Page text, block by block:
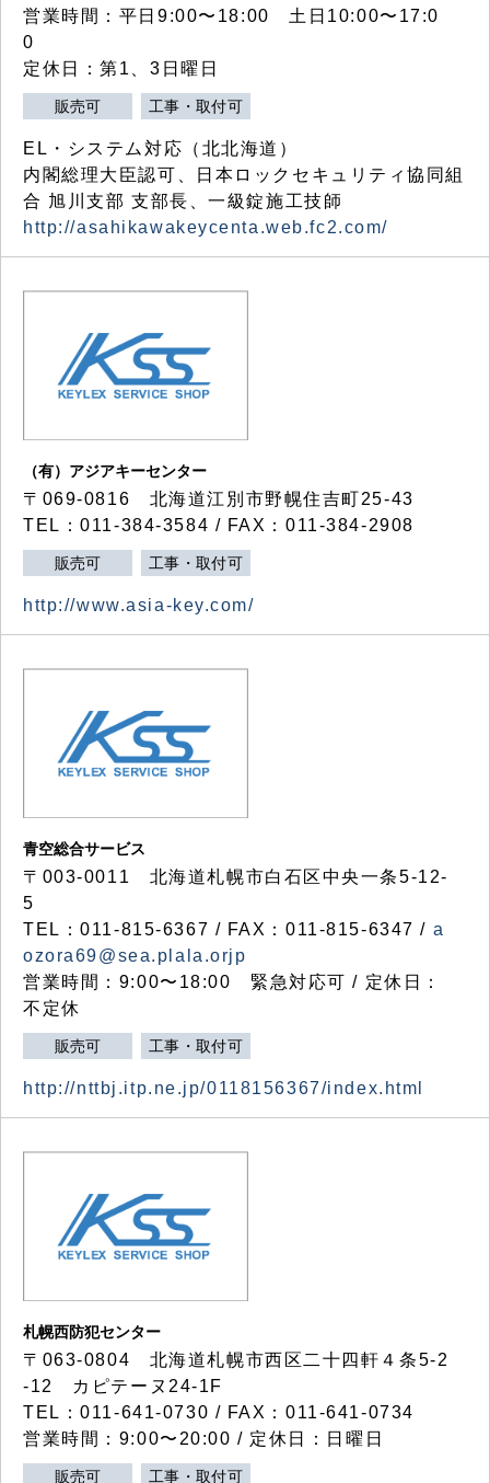
営業時間：平日9:00〜18:00 土日10:00〜17:0
0
定休日：第1、3日曜日
販売可 工事・取付可
EL・システム対応（北北海道）
内閣総理大臣認可、日本ロックセキュリティ協同組
合 旭川支部 支部長、一級錠施工技師
http://asahikawakeycenta.web.fc2.com/
（有）アジアキーセンター
〒069-0816 北海道江別市野幌住吉町25-43
TEL：011-384-3584 / FAX：011-384-2908
販売可 工事・取付可
http://www.asia-key.com/
青空総合サービス
〒003-0011 北海道札幌市白石区中央一条5-12-
5
TEL：011-815-6367 / FAX：011-815-6347 / a
ozora69@sea.plala.orjp
営業時間：9:00〜18:00 緊急対応可 / 定休日：
不定休
販売可 工事・取付可
http://nttbj.itp.ne.jp/0118156367/index.html
札幌西防犯センター
〒063-0804 北海道札幌市西区二十四軒４条5-2
-12 カピテーヌ24-1F
TEL：011-641-0730 / FAX：011-641-0734
営業時間：9:00〜20:00 / 定休日：日曜日
販売可 工事・取付可